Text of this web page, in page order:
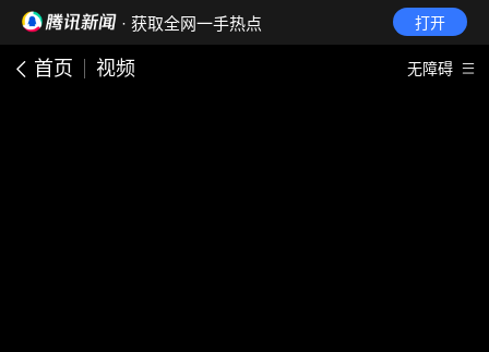
· 获取全网一手热点 打开
首页 视频 无障碍